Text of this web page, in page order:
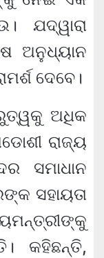
ଯଦ୍ୱାରା
ଅନୁଧ୍ୟାନ
ଦେବେ।
ଅଧିକ
ରାଜ୍ୟ
ସମାଧାନ
ସହାୟତା
କହିଛନ୍ତି,